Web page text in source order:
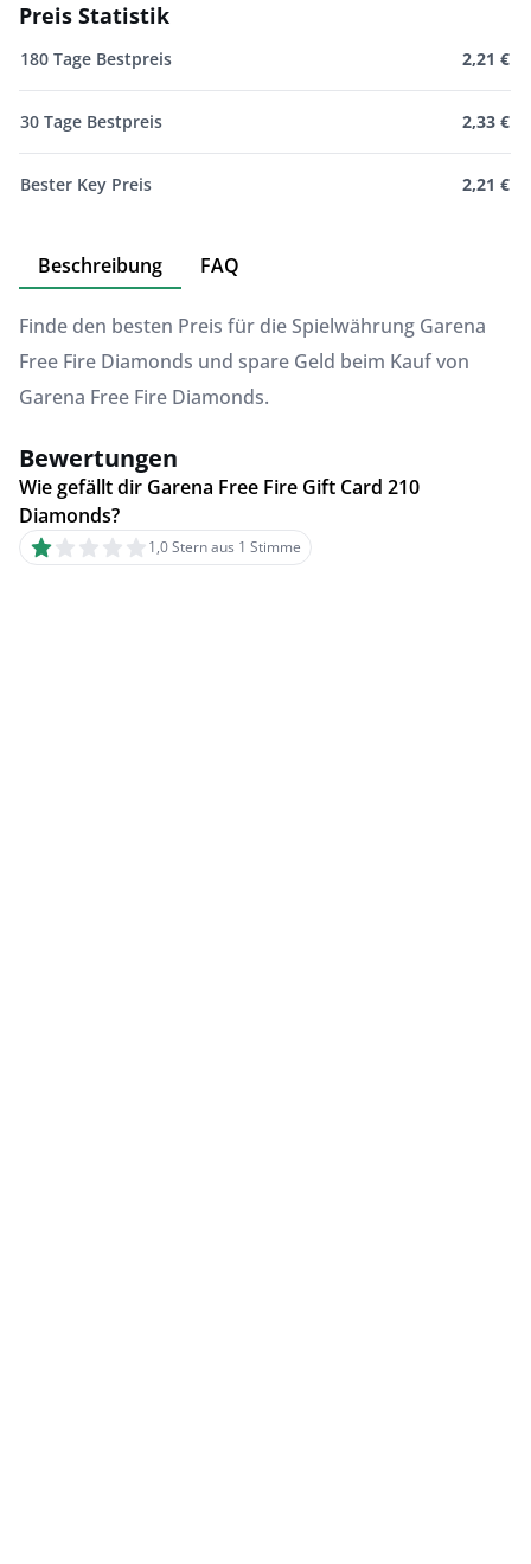
Preis Statistik
180 Tage Bestpreis 2,21 €
30 Tage Bestpreis 2,33 €
Bester Key Preis 2,21 €
Beschreibung FAQ
Finde den besten Preis für die Spielwährung Garena
Free Fire Diamonds und spare Geld beim Kauf von
Garena Free Fire Diamonds.
Bewertungen
Wie gefällt dir Garena Free Fire Gift Card 210
Diamonds?
1,0 Stern aus 1 Stimme